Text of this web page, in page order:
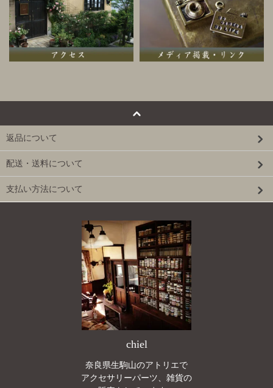
返品について
配送・送料について
支払い方法について
chiel
奈良県生駒山のアトリエで
アクセサリーパーツ、雑貨の